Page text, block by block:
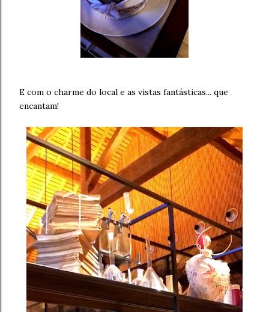
E com o charme do local e as vistas fantásticas... que
encantam!